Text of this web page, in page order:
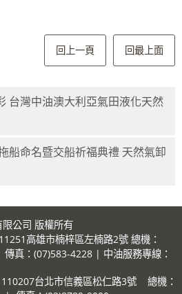
回上一頁 回最上面
台灣中油澳大利亞氣田液化天然
船命名暨交船祈福典禮 天然氣卸
公司 版權所有
高雄市楠梓區左楠路2號 總機：
真：(07)583-4228 | 中油服務專線：
台北市信義區松仁路3號 總機：